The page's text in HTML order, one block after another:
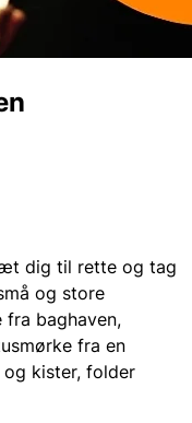
dig til rette og tag
og store
baghaven,
fra en
og kister, folder